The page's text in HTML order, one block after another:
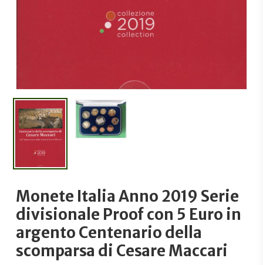
Monete Italia Anno 2019 Serie
divisionale Proof con 5 Euro in
argento Centenario della
scomparsa di Cesare Maccari